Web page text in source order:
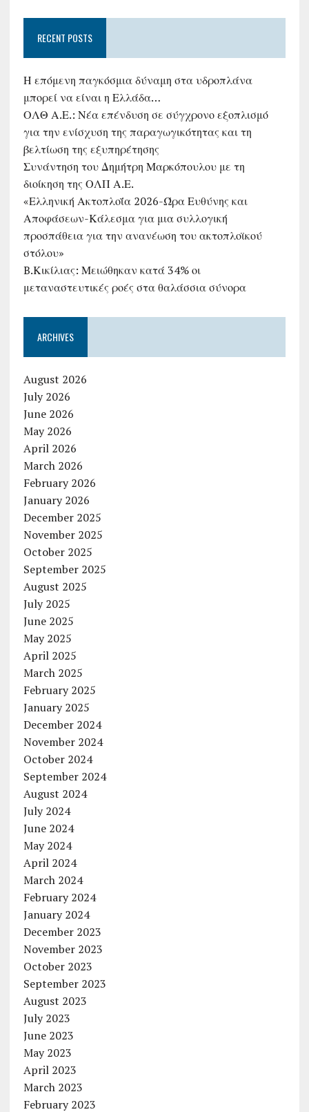
RECENT POSTS
Η επόμενη παγκόσμια δύναμη στα υδροπλάνα
μπορεί να είναι η Ελλάδα…
ΟΛΘ Α.Ε.: Νέα επένδυση σε σύγχρονο εξοπλισμό
για την ενίσχυση της παραγωγικότητας και τη
βελτίωση της εξυπηρέτησης
Συνάντηση του Δημήτρη Μαρκόπουλου με τη
διοίκηση της ΟΛΠ Α.Ε.
«Ελληνική Ακτοπλοΐα 2026-Ώρα Ευθύνης και
Αποφάσεων-Κάλεσμα για μια συλλογική
προσπάθεια για την ανανέωση του ακτοπλοϊκού
στόλου»
B.Κικίλιας: Μειώθηκαν κατά 34% οι
μεταναστευτικές ροές στα θαλάσσια σύνορα
ARCHIVES
August 2026
July 2026
June 2026
May 2026
April 2026
March 2026
February 2026
January 2026
December 2025
November 2025
October 2025
September 2025
August 2025
July 2025
June 2025
May 2025
April 2025
March 2025
February 2025
January 2025
December 2024
November 2024
October 2024
September 2024
August 2024
July 2024
June 2024
May 2024
April 2024
March 2024
February 2024
January 2024
December 2023
November 2023
October 2023
September 2023
August 2023
July 2023
June 2023
May 2023
April 2023
March 2023
February 2023